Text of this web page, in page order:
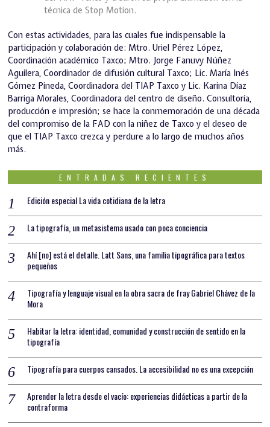
técnica de Stop Motion.
Con estas actividades, para las cuales fue indispensable la
participación y colaboración de: Mtro. Uriel Pérez López,
Coordinación académico Taxco; Mtro. Jorge Fanuvy Núñez
Aguilera, Coordinador de difusión cultural Taxco; Lic. María Inés
Gómez Pineda, Coordinadora del TIAP Taxco y Lic. Karina Díaz
Barriga Morales, Coordinadora del centro de diseño. Consultoría,
producción e impresión; se hace la conmemoración de una década
del compromiso de la FAD con la niñez de Taxco y el deseo de
que el TIAP Taxco crezca y perdure a lo largo de muchos años
más.
ENTRADAS RECIENTES
Edición especial La vida cotidiana de la letra
La tipografía, un metasistema usado con poca conciencia
Ahí [no] está el detalle. Latt Sans, una familia tipográfica para textos
pequeños
Tipografía y lenguaje visual en la obra sacra de fray Gabriel Chávez de la
Mora
Habitar la letra: identidad, comunidad y construcción de sentido en la
tipografía
Tipografía para cuerpos cansados. La accesibilidad no es una excepción
Aprender la letra desde el vacío: experiencias didácticas a partir de la
contraforma